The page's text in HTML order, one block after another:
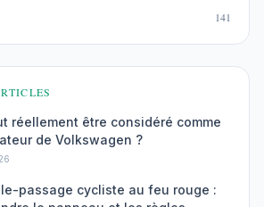
141
réellement être considéré comme
de Volkswagen ?
passage cycliste au feu rouge :